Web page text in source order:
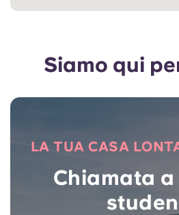
Siamo qui
LA TUA CASA
Chiamata